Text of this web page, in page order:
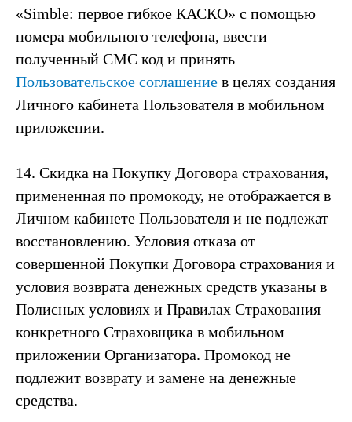
«Simble: первое гибкое КАСКО» с помощью
номера мобильного телефона, ввести
полученный СМС код и принять
Пользовательское соглашение в целях создания
Личного кабинета Пользователя в мобильном
приложении.
14. Скидка на Покупку Договора страхования,
примененная по промокоду, не отображается в
Личном кабинете Пользователя и не подлежат
восстановлению. Условия отказа от
совершенной Покупки Договора страхования и
условия возврата денежных средств указаны в
Полисных условиях и Правилах Страхования
конкретного Страховщика в мобильном
приложении Организатора. Промокод не
подлежит возврату и замене на денежные
средства.